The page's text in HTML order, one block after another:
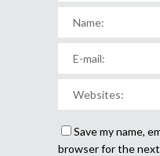
Save my name,
browser for the